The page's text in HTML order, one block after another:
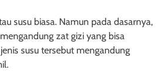
susu biasa. Namun pada dasarnya,
zat gizi yang bisa
susu tersebut mengandung